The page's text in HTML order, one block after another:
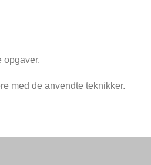
opgaver.
med de anvendte teknikker.